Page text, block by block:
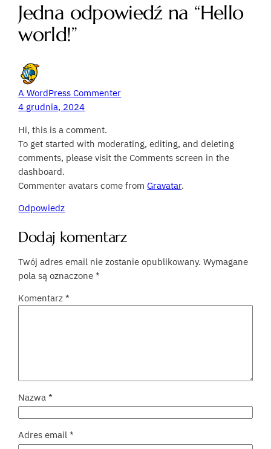
Jedna odpowiedź na “Hello
world!”
A WordPress Commenter
4 grudnia, 2024
Hi, this is a comment.
To get started with moderating, editing, and deleting
comments, please visit the Comments screen in the
dashboard.
Commenter avatars come fromGravatar.
Odpowiedz
Dodaj komentarz
Twój adres email nie zostanie opublikowany. Wymagane
pola są oznaczone*
Komentarz*
Nazwa*
Adres email*